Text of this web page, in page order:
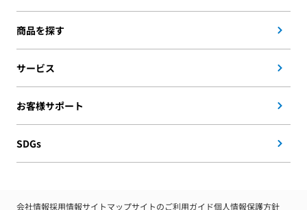
商品を探す
サービス
お客様サポート
SDGs
会社情報採用情報サイトマップサイトのご利用ガイド個人情報保護方針